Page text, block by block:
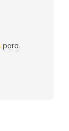
para